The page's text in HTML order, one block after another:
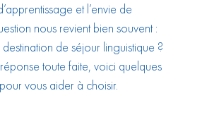
et l’envie de
nous revient bien souvent :
de séjour linguistique ?
réponse toute faite, voici quelques
vous aider à choisir.